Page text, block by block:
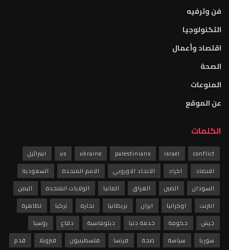
فن وترفيه
التكنولوجيا
اقتصاد وأعمال
الصحة
المنوعات
عن الموقع
الكلمات
conflict
israel
palestinians
ukraine
us
اسرائيل
اقتصاد
اكراد الاتحاد الاوروبي الامم المتحدة
السعودية
السودان
الصين العراق المانيا الولايات المتحدة
اليمن
انترنت
اوكرانيا ايران بريطانيا تجارة تركيا
تظاهرة
جيش
حكومة خدمة دنيا دبلوماسية دفاع
روسيا
سوريا
سياسة صحة فرنسا فلسطينيون فنزويلا قدم